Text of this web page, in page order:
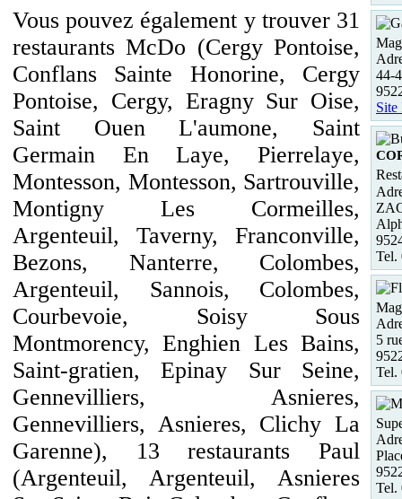
Vous pouvez également y trouver 31
restaurants McDo (Cergy Pontoise,
Conflans Sainte Honorine, Cergy
Pontoise, Cergy, Eragny Sur Oise,
Saint Ouen L'aumone, Saint
Germain En Laye, Pierrelaye,
Montesson, Montesson, Sartrouville,
Montigny Les Cormeilles,
Argenteuil, Taverny, Franconville,
Bezons, Nanterre, Colombes,
Argenteuil, Sannois, Colombes,
Courbevoie, Soisy Sous
Montmorency, Enghien Les Bains,
Saint-gratien, Epinay Sur Seine,
Gennevilliers, Asnieres,
Gennevilliers, Asnieres, Clichy La
Garenne), 13 restaurants Paul
(Argenteuil, Argenteuil, Asnieres
44-
Site
Tel.
5
Tel.
Tel.